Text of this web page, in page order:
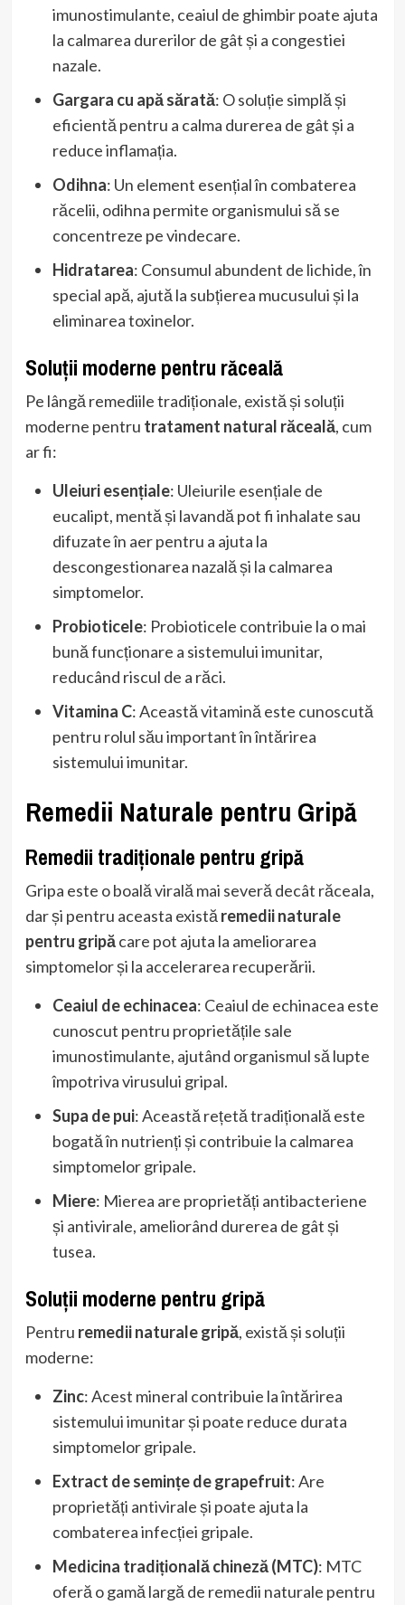
imunostimulante, ceaiul de ghimbir poate ajuta
la calmarea durerilor de gât și a congestiei
nazale.
Gargara cu apă sărată: O soluție simplă și
eficientă pentru a calma durerea de gât și a
reduce inflamația.
Odihna: Un element esențial în combaterea
răcelii, odihna permite organismului să se
concentreze pe vindecare.
Hidratarea: Consumul abundent de lichide, în
special apă, ajută la subțierea mucusului și la
eliminarea toxinelor.
Soluții moderne pentru răceală
Pe lângă remediile tradiționale, există și soluții
moderne pentru tratament natural răceală, cum
ar fi:
Uleiuri esențiale: Uleiurile esențiale de
eucalipt, mentă și lavandă pot fi inhalate sau
difuzate în aer pentru a ajuta la
descongestionarea nazală și la calmarea
simptomelor.
Probioticele: Probioticele contribuie la o mai
bună funcționare a sistemului imunitar,
reducând riscul de a răci.
Vitamina C: Această vitamină este cunoscută
pentru rolul său important în întărirea
sistemului imunitar.
Remedii Naturale pentru Gripă
Remedii tradiționale pentru gripă
Gripa este o boală virală mai severă decât răceala,
dar și pentru aceasta există remedii naturale
pentru gripăcare pot ajuta la ameliorarea
simptomelor și la accelerarea recuperării.
Ceaiul de echinacea: Ceaiul de echinacea este
cunoscut pentru proprietățile sale
imunostimulante, ajutând organismul să lupte
împotriva virusului gripal.
Supa de pui: Această rețetă tradițională este
bogată în nutrienți și contribuie la calmarea
simptomelor gripale.
Miere: Mierea are proprietăți antibacteriene
și antivirale, ameliorând durerea de gât și
tusea.
Soluții moderne pentru gripă
Pentru remedii naturale gripă, există și soluții
moderne:
Zinc: Acest mineral contribuie la întărirea
sistemului imunitar și poate reduce durata
simptomelor gripale.
Extract de semințe de grapefruit: Are
proprietăți antivirale și poate ajuta la
combaterea infecției gripale.
Medicina tradițională chineză (MTC): MTC
oferă o gamă largă de remedii naturale pentru